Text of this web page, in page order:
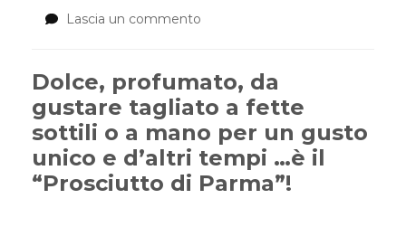
Lascia un commento
del
Prosciutto
di
Parma
2019
Dolce, profumato, da
gustare tagliato a fette
sottili o a mano per un gusto
unico e d’altri tempi …è il
“Prosciutto di Parma”!